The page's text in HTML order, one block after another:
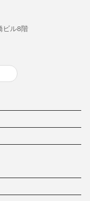
ビル8階